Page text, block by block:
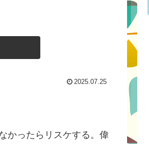
2025.07.25
かったらリスケする。偉